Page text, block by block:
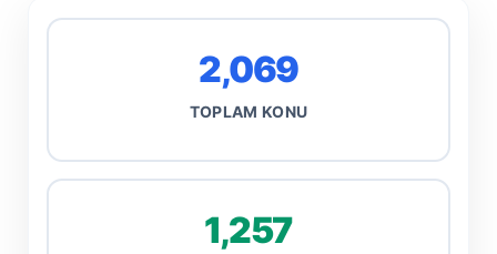
2,069
TOPLAM KONU
1,257